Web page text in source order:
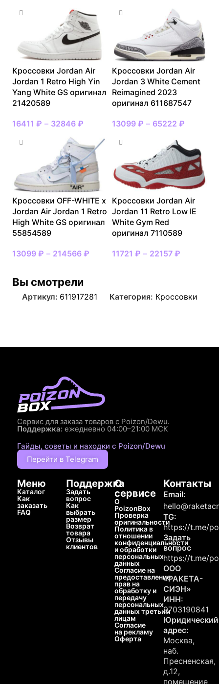
Кроссовки Jordan Air
Jordan 1 Retro High Yin
Yang White GS оригинал
21420589
16411 ₽ – 32846 ₽
Кроссовки Jordan Air
Jordan 3 White Cement
Reimagined 2023
оригинал 611687547
13099 ₽ – 65222 ₽
Кроссовки OFF-WHITE x
Jordan Air Jordan 1 Retro
High White GS оригинал
55854589
13099 ₽ – 214566 ₽
Кроссовки Jordan Air
Jordan 11 Retro Low IE
White Gym Red
оригинал 7110589
11721 ₽ – 22157 ₽
Вы смотрели
Артикул: 611917281 Категория: Кроссовки
Сервис для заказа товаров с Poizon/Dewu.
Поддержка: ежедневно 04:00–21:00 МСК
Гайды, советы и находки с Poizon/Dewu
Перейти в Telegram
Меню
Каталог
Как
заказать
FAQ
Поддержка
Задать
вопрос
Как
выбрать
размер
Возврат
товара
Отзывы
клиентов
О
сервисе
О
PoizonBox
Проверка
оригинальности
Политика в
отношении
конфиденциальности
и обработки
персональных
данных
Согласие на
предоставление
прав на
обработку и
передачу
персональных
данных третьим
лицам
Согласие
на рекламу
Оферта
Контакты
Email:
TG:
https://t.me/
Задать
вопрос
https://t.me/
ООО
«РАКЕТА-
СИЭН»
ИНН:
9703190841
Юридический
адрес:
Москва,
наб.
Пресненская,
д.12,
помещение